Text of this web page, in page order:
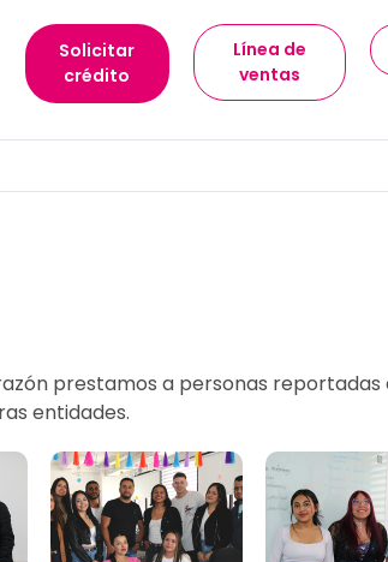
Solicitar
crédito
Línea de
ventas
prestamos a personas
entidades.